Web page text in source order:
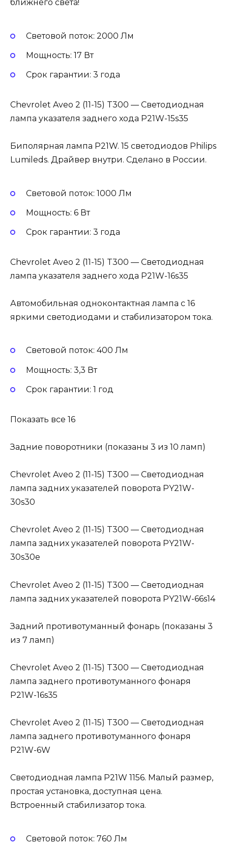
ближнего света!
Световой поток: 2000 Лм
Мощность: 17 Вт
Cрок гарантии: 3 года
Chevrolet Aveo 2 (11-15) T300 — Светодиодная
лампа указателя заднего хода P21W-15s35
Биполярная лампа P21W. 15 светодиодов Philips
Lumileds. Драйвер внутри. Сделано в России.
Световой поток: 1000 Лм
Мощность: 6 Вт
Cрок гарантии: 3 года
Chevrolet Aveo 2 (11-15) T300 — Светодиодная
лампа указателя заднего хода P21W-16s35
Автомобильная одноконтактная лампа с 16
яркими светодиодами и стабилизатором тока.
Световой поток: 400 Лм
Мощность: 3,3 Вт
Cрок гарантии: 1 год
Показать все 16
Задние поворотники (показаны 3 из 10 ламп)
Chevrolet Aveo 2 (11-15) T300 — Светодиодная
лампа задних указателей поворота PY21W-
30s30
Chevrolet Aveo 2 (11-15) T300 — Светодиодная
лампа задних указателей поворота PY21W-
30s30e
Chevrolet Aveo 2 (11-15) T300 — Светодиодная
лампа задних указателей поворота PY21W-66s14
Задний противотуманный фонарь (показаны 3
из 7 ламп)
Chevrolet Aveo 2 (11-15) T300 — Светодиодная
лампа заднего противотуманного фонаря
P21W-16s35
Chevrolet Aveo 2 (11-15) T300 — Светодиодная
лампа заднего противотуманного фонаря
P21W-6W
Светодиодная лампа P21W 1156. Малый размер,
простая установка, доступная цена.
Встроенный стабилизатор тока.
Световой поток: 760 Лм